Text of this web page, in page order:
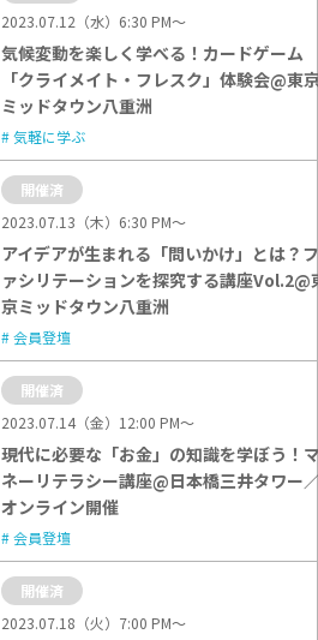
2023.07.12（水）6:30 PM〜
気候変動を楽しく学べる！カードゲーム
「クライメイト・フレスク」体験会@東
ミッドタウン八重洲
気軽に学ぶ
開催済
2023.07.13（木）6:30 PM〜
アイデアが生まれる「問いかけ」とは？フ
ァシリテーションを探究する講座Vol.2@
京ミッドタウン八重洲
会員登壇
開催済
2023.07.14（金）12:00 PM〜
現代に必要な「お金」の知識を学ぼう！
ネーリテラシー講座@日本橋三井タワー
オンライン開催
会員登壇
開催済
2023.07.18（火）7:00 PM〜